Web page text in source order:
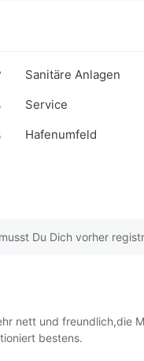
auf
beyogen auf0
Sanitäre Anlagen
beyogen auf
Service
beyogen auf
Hafenumfeld
Du Dich vorher
nett und freundlich,die
bestens.